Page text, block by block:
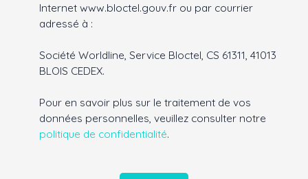
Internet www.bloctel.gouv.fr ou par courrier
adressé à :
Société Worldline, Service Bloctel, CS 61311, 41013
BLOIS CEDEX.
Pour en savoir plus sur le traitement de vos
données personnelles, veuillez consulter notre
politique de confidentialité.